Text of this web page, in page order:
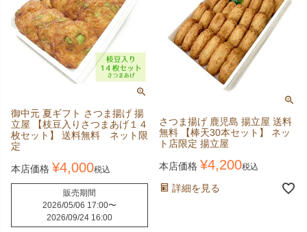
御中元 夏ギフト さつま揚げ 揚
立屋 【枝豆入りさつまあげ１４
枚セット】 送料無料 ネット限
定
本店価格 ¥4,000税込
販売期間
2026/05/06 17:00〜
2026/09/24 16:00
さつま揚げ 鹿児島 揚立屋 送料
無料 【棒天30本セット】 ネッ
ト店限定 揚立屋
本店価格 ¥4,200税込
詳細を見る